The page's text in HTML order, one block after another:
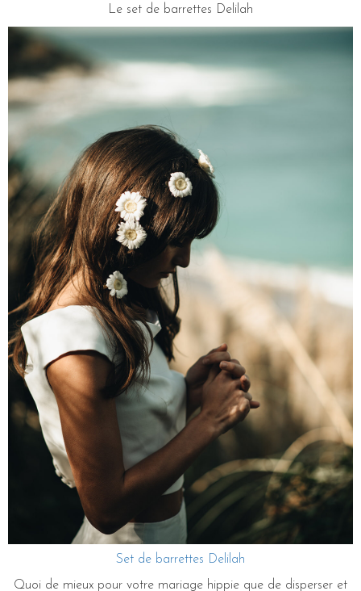
Le set de barrettes Delilah
Set de barrettes Delilah
Quoi de mieux pour votre mariage hippie que de disperser et